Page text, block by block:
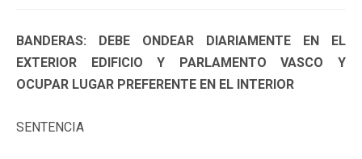
BANDERAS: DEBE ONDEAR DIARIAMENTE EN EL
EXTERIOR EDIFICIO Y PARLAMENTO VASCO Y
OCUPAR LUGAR PREFERENTE EN EL INTERIOR
SENTENCIA